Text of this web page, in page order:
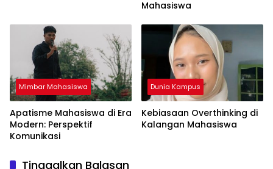
Mahasiswa
Mimbar Mahasiswa
Apatisme Mahasiswa di Era
Modern: Perspektif
Komunikasi
Dunia Kampus
Kebiasaan Overthinking di
Kalangan Mahasiswa
Tinggalkan Balasan